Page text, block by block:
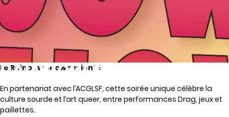
RAINBOW SHOW II
Le Rainbow Show revient !
En partenariat avec l’ACGLSF, cette soirée unique célèbre la
culture sourde et l’art queer, entre performances Drag, jeux et
paillettes.